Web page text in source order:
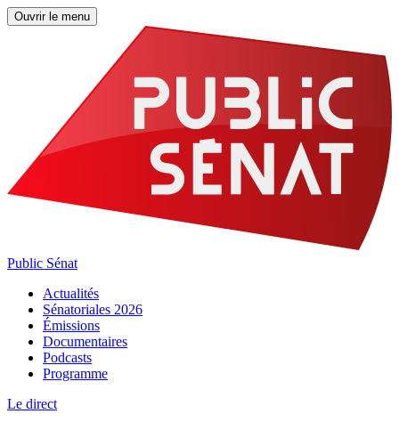
Ouvrir le menu
Public Sénat
Actualités
Sénatoriales 2026
Émissions
Documentaires
Podcasts
Programme
Le direct